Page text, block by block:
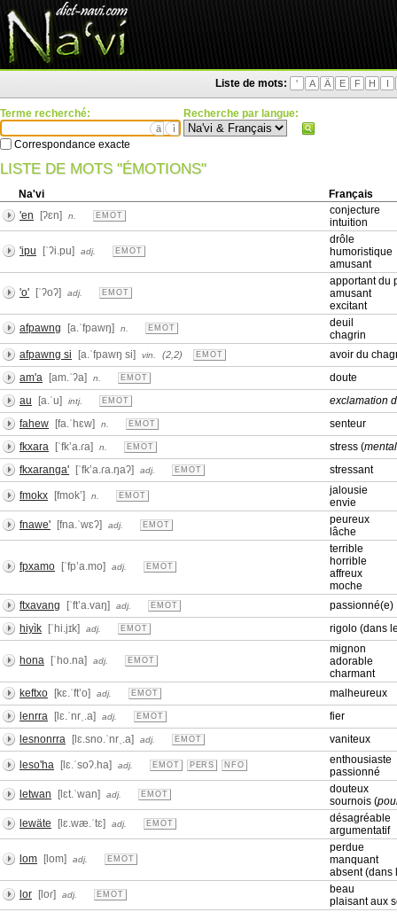
Liste de mots: ' A Ä E F H I
Terme recherché:
ä ì
Correspondance exacte
Recherche par langue:
LISTE DE MOTS "ÉMOTIONS"
Na'vi
Français
'en
[ʔɛn] n. EMOT
conjecture
intuition
'ipu [ˈʔi.pu] adj. EMOT
drôle
humoristique
amusant
'o' [ˈʔoʔ] adj. EMOT
apportant du
amusant
excitant
afpawng
[a.ˈfpawŋ] n. EMOT
deuil
chagrin
afpawng si
[a.ˈfpawŋ si] vin. (2,2) EMOT
avoir du
am'a
[am.ˈʔa] n. EMOT
doute
au
[a.ˈu] intj. EMOT
exclamation
fahew
[fa.ˈhɛw] n. EMOT
senteur
fkxara
[ˈfkʼa.ɾa] n. EMOT stress (
fkxaranga'
[ˈfkʼa.ɾa.ŋaʔ] adj. EMOT stressant
fmokx [fmokʼ] n. EMOT
jalousie
envie
fnawe'
[fna.ˈwɛʔ] adj. EMOT
peureux
lâche
fpxamo [ˈfpʼa.mo] adj. EMOT
terrible
horrible
affreux
moche
ftxavang
[ˈftʼa.vaŋ] adj. EMOT
passionné(e)
hiyìk
[ˈhi.jɪk] adj. EMOT rigolo (dans
hona [ˈho.na] adj. EMOT
mignon
adorable
charmant
keftxo
[kɛ.ˈftʼo] adj. EMOT
malheureux
lenrra
[lɛ.ˈnrˌ.a] adj. EMOT
fier
lesnonrra
[lɛ.sno.ˈnrˌ.a] adj. EMOT vaniteux
leso'ha [lɛ.ˈsoʔ.ha] adj. EMOT PERS NFO
enthousiaste
passionné
letwan
[lɛt.ˈwan] adj. EMOT
douteux
sournois (
lewäte
[lɛ.wæ.ˈtɛ] adj. EMOT
désagréable
argumentatif
lom [lom] adj. EMOT
perdue
manquant
absent (dans
lor
[loɾ] adj. EMOT
beau
plaisant aux